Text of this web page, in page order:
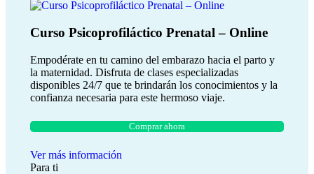
Curso Psicoprofiláctico Prenatal – Online
Empodérate en tu camino del embarazo hacia el parto y
la maternidad. Disfruta de clases especializadas
disponibles 24/7 que te brindarán los conocimientos y la
confianza necesaria para este hermoso viaje.
Comprar ahora
Ver más información
Para ti